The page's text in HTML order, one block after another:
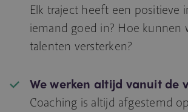
Elk traject heeft een positieve
iemand goed in? Hoe kunnen
talenten versterken?
We werken altijd vanuit de
Coaching is altijd afgestemd